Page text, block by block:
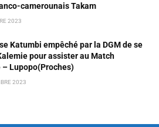
camerounais Takam
2023
Katumbi empêché par la DGM de se
pour assister au Match
– Lupopo(Proches)
2023